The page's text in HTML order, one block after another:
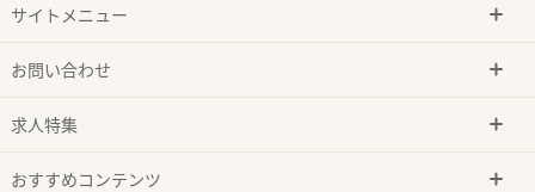
サイトメニュー
お問い合わせ
求人特集
おすすめコンテンツ